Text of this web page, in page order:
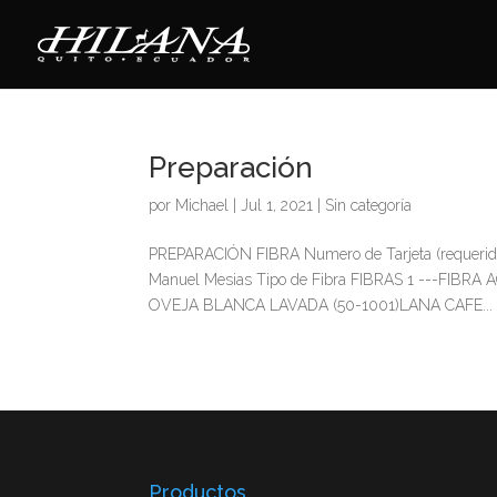
Preparación
por Michael Jul 1, 2021 Sin categoría
PREPARACIÓN FIBRA Numero de Tarjeta
Manuel Mesias Tipo de Fibra FIBRAS 1 ---FIBRA
OVEJA BLANCA LAVADA (50-1001)LANA CAFE...
Productos